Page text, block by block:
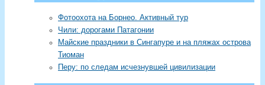
Фотоохота на Борнео. Активный тур
Чили: дорогами Патагонии
Майские праздники в Сингапуре и на пляжах острова
Тиоман
Перу: по следам исчезнувшей цивилизации